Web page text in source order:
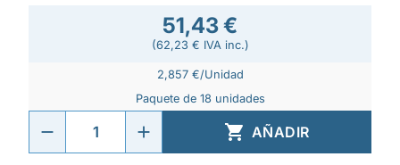
51,43 €
(62,23 € IVA inc.)
2,857 €/Unidad
Paquete de 18 unidades
 AÑADIR